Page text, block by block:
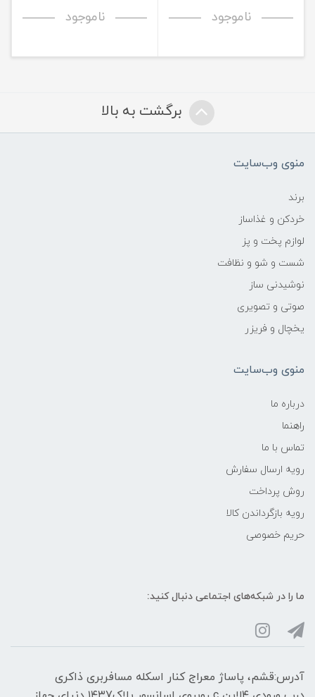
ناموجود ناموجود
برگشت به بالا
منوی وب‌سایت
برند
خردکن و غذاساز
لوازم پخت و پز
شست و شو و نظافت
نوشیدنی ساز
صوتی و تصویری
یخچال و فریزر
منوی وب‌سایت
درباره ما
راهنما
تماس با ما
رویه ارسال سفارش
روش پرداخت
رویه‌ بازگرداندن کالا
حریم خصوصی
ما را در شبکه‌های اجتماعی دنبال کنید:
آدرس:قشم، پاساژ معراج کنار اسکله مسافربری ذاکری